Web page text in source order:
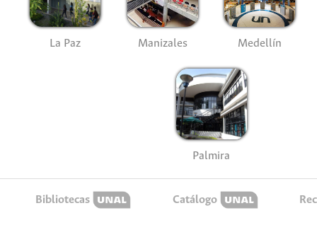
La Paz Manizales Medellín
Palmira
Bibliotecas Catálogo